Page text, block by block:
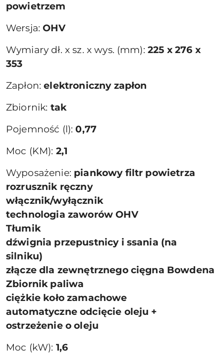
powietrzem
Wersja:OHV
Wymiary dł. x sz. x wys. (mm): 225 x 276 x
353
Zapłon:elektroniczny zapłon
Zbiornik: tak
Pojemność (l):0,77
Moc (KM): 2,1
Wyposażenie: piankowy filtr powietrza
rozrusznik ręczny
włącznik/wyłącznik
technologia zaworów OHV
Tłumik
dźwignia przepustnicy i ssania (na
silniku)
złącze dla zewnętrznego cięgna Bowdena
Zbiornik paliwa
ciężkie koło zamachowe
automatyczne odcięcie oleju +
ostrzeżenie o oleju
Moc (kW): 1,6